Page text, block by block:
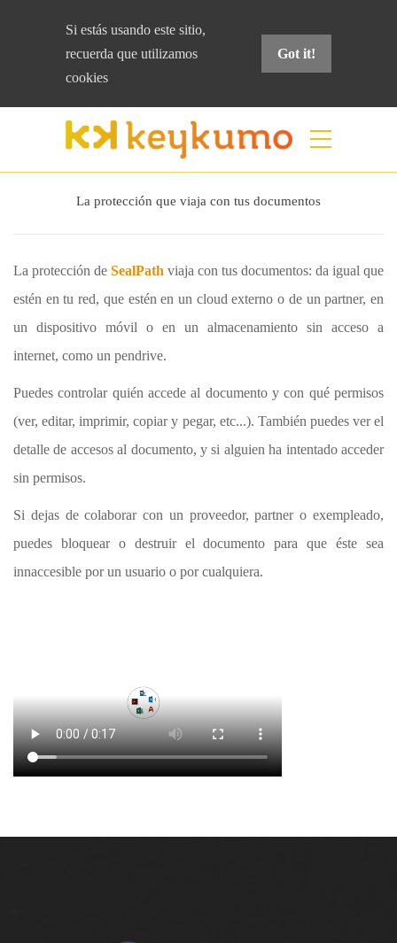
Si estás usando este sitio,
recuerda que utilizamos
cookies
Got it!
QUÉ ES SEALPATH IRM
La protección que viaja con tus documentos
La protección de SealPath viaja con tus documentos: da igual que
estén en tu red, que estén en un cloud externo o de un partner, en
un dispositivo móvil o en un almacenamiento sin acceso a
internet, como un pendrive.
Puedes controlar quién accede al documento y con qué permisos
(ver, editar, imprimir, copiar y pegar, etc...). También puedes ver el
detalle de accesos al documento, y si alguien ha intentado acceder
sin permisos.
Si dejas de colaborar con un proveedor, partner o exempleado,
puedes bloquear o destruir el documento para que éste sea
innaccesible por un usuario o por cualquiera.